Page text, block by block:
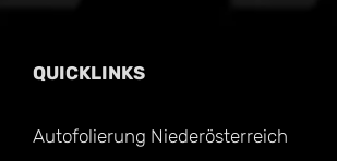
QUICKLINKS
Autofolierung Niederösterreich